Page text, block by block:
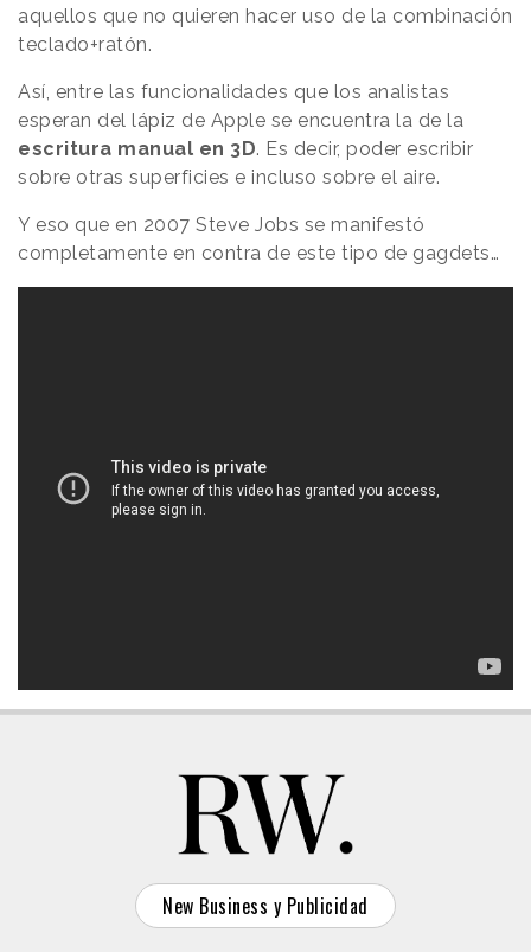
aquellos que no quieren hacer uso de la combinación
teclado+ratón.
Así, entre las funcionalidades que los analistas
esperan del lápiz de Apple se encuentra la de la
escritura manual en 3D. Es decir, poder escribir
sobre otras superficies e incluso sobre el aire.
Y eso que en 2007 Steve Jobs se manifestó
completamente en contra de este tipo de gagdets…
New Business y Publicidad